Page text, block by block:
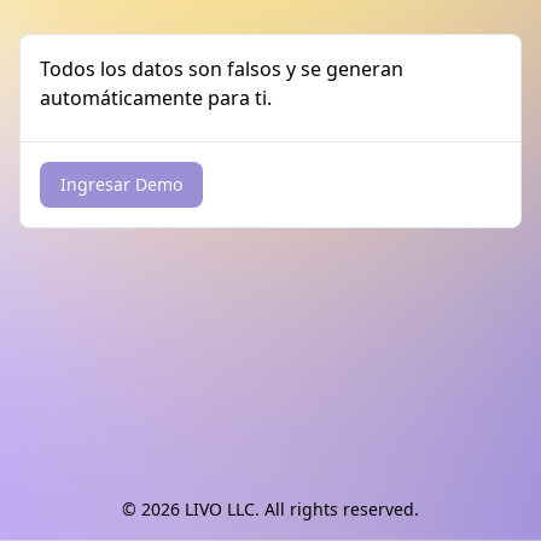
Todos los datos son falsos y se generan
automáticamente para ti.
© 2026 LIVO LLC. All rights reserved.